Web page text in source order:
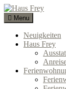
Skip
to
content
Haus Frey
NATUR
Menu
Neuigkeiten
Haus Frey